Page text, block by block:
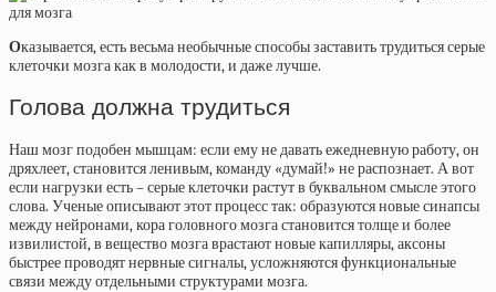
Оказывается, есть весьма необычные способы заставить трудиться серые
клеточки мозга как в молодости, и даже лучше.
Голова должна трудиться
Наш мозг подобен мышцам: если ему не давать ежедневную работу, он
дряхлеет, становится ленивым, команду «думай!» не распознает. А вот
если нагрузки есть – серые клеточки растут в буквальном смысле этого
слова. Ученые описывают этот процесс так: образуются новые синапсы
между нейронами, кора головного мозга становится толще и более
извилистой, в вещество мозга врастают новые капилляры, аксоны
быстрее проводят нервные сигналы, усложняются функциональные
связи между отдельными структурами мозга.